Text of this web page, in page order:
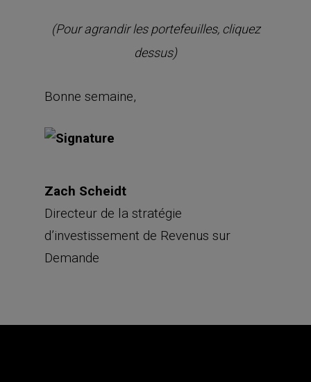
(Pour agrandir les portefeuilles, cliquez
dessus)
Bonne semaine,
Zach Scheidt
Directeur de la stratégie
d’investissement de Revenus sur
Demande